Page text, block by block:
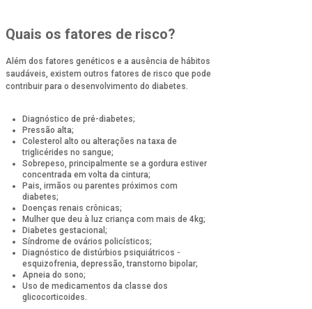
Quais os fatores de risco?
Além dos fatores genéticos e a ausência de hábitos
saudáveis, existem outros fatores de risco que pode
contribuir para o desenvolvimento do diabetes.
Diagnóstico de pré-diabetes;
Pressão alta;
Colesterol alto ou alterações na taxa de
triglicérides no sangue;
Sobrepeso, principalmente se a gordura estiver
concentrada em volta da cintura;
Pais, irmãos ou parentes próximos com
diabetes;
Doenças renais crônicas;
Mulher que deu à luz criança com mais de 4kg;
Diabetes gestacional;
Síndrome de ovários policísticos;
Diagnóstico de distúrbios psiquiátricos -
esquizofrenia, depressão, transtorno bipolar;
Apneia do sono;
Uso de medicamentos da classe dos
glicocorticoides.